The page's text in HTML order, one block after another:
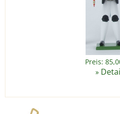
Preis:
»